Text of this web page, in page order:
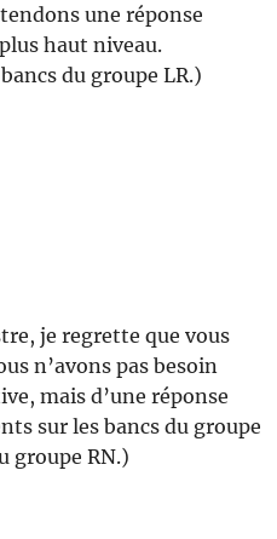
une réponse
haut niveau.
du groupe LR.)
je regrette que vous
n’avons pas besoin
mais d’une réponse
sur les bancs du groupe
groupe RN.)